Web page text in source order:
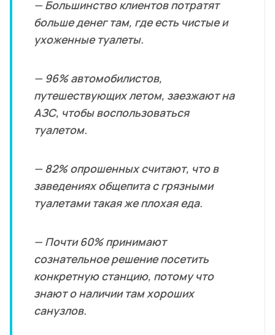
просто не было, он распахнул
свои…
— Большинство клиентов потратят
больше денег там, где есть чистые и
ухоженные туалеты.
— 96% автомобилистов,
путешествующих летом, заезжают на
АЗС, чтобы воспользоваться
туалетом.
— 82% опрошенных считают, что в
заведениях общепита с грязными
туалетами такая же плохая еда.
— Почти 60% принимают
сознательное решение посетить
конкретную станцию, потому что
знают о наличии там хороших
санузлов.